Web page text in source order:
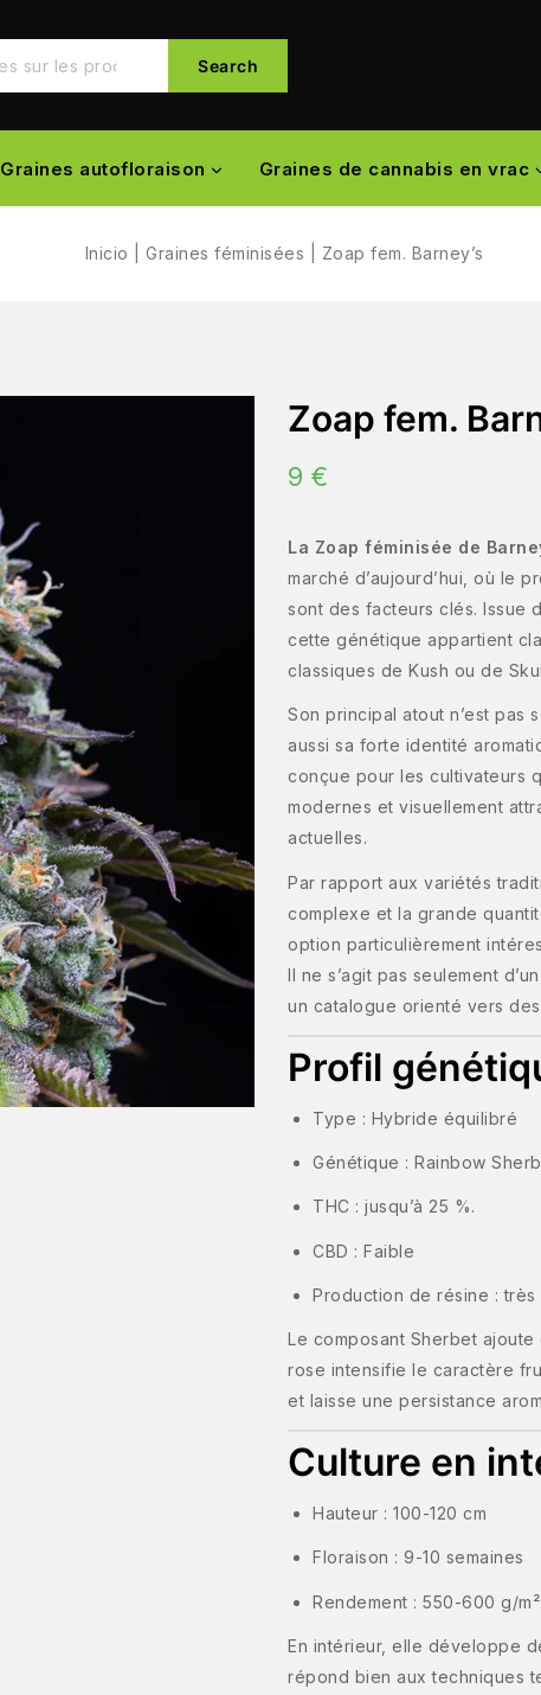
Search
Graines autofloraison Graines de cannabis en vrac
Inicio Graines féminisées Zoap fem. Barney’s
Zoap fem.
9 €
La Zoap féminisée de
marché d’aujourd’hui, où le
sont des facteurs clés. Issue
cette génétique appartient
classiques de Kush ou de
Son principal atout n’est pas
aussi sa forte identité
conçue pour les cultivateurs
modernes et visuellement
actuelles.
Par rapport aux variétés
complexe et la grande
option particulièrement
Il ne s’agit pas seulement
un catalogue orienté vers
Profil
Type : Hybride équilibré
Génétique : Rainbow
THC : jusqu’à 25 %.
CBD : Faible
Production de résine :
Le composant Sherbet
rose intensifie le caractère
et laisse une persistance
Culture en
Hauteur : 100-120 cm
Floraison : 9-10 semaines
Rendement : 550-600 g/m².
En intérieur, elle développe
répond bien aux techniques